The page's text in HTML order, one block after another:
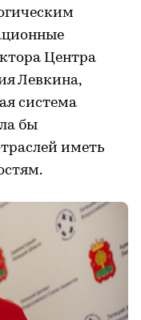
Центра
Левкина,
система
бы
иметь